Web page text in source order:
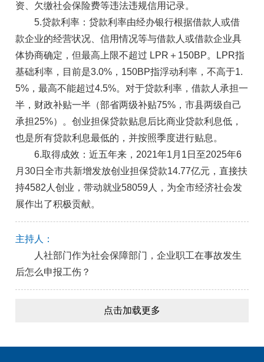
资、欠缴社会保险费等违法违规信用记录。
5.贷款利率：贷款利率由经办银行根据借款人或借
款企业的经营状况、信用情况等与借款人或借款企业具
体协商确定，但最高上限不超过 LPR＋150BP。LPR指
基础利率，目前是3.0%，150BP指浮动利率，不高于1.
5%，最高不能超过4.5%。对于贷款利率，借款人承担一
半，财政补贴一半（部省两级补贴75%，市县两级自己
承担25%）。创业担保贷款贴息后比商业贷款利息低，
也是所有贷款利息最低的，并按照季度进行贴息。
6.取得成效：近五年来，2021年1月1日至2025年6
月30日全市共新增发放创业担保贷款14.77亿元，直接扶
持4582人创业，带动就业58059人，为全市经济社会发
展作出了积极贡献。
主持人：
人社部门作为社会保障部门，企业职工在事故发生
后怎么申报工伤？
点击加载更多